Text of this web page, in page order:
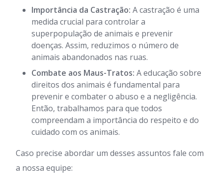
Importância da Castração: A castração é uma
medida crucial para controlar a
superpopulação de animais e prevenir
doenças. Assim, reduzimos o número de
animais abandonados nas ruas.
Combate aos Maus-Tratos: A educação sobre
direitos dos animais é fundamental para
prevenir e combater o abuso e a negligência.
Então, trabalhamos para que todos
compreendam a importância do respeito e do
cuidado com os animais.
Caso precise abordar um desses assuntos fale com
a nossa equipe: